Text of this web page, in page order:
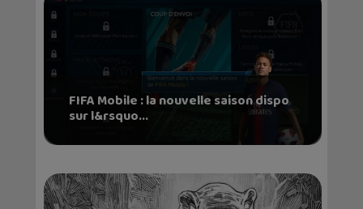
FIFA Mobile : la nouvelle saison dispo
sur l&rsquo...